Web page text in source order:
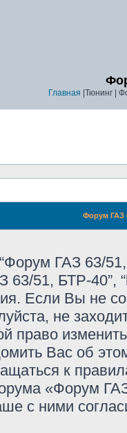
Главная |Тюнинг |
Форум ГАЗ
ГАЗ 63/
63/51, БТР-40”,
Если Вы не
не
право
Вас об
к
«Форум
с ними